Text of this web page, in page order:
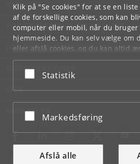
Klik på "Se cookies" for at se en
af de forskellige cookies, som kan
computer eller mobil, når du
hjemmeside. Du kan selv vælge om
eller afslå cookies, og du kan altid
underCookie- og privatlivspolitik
bunden af hver side.
Acceptér eller afslå
Statistik
Acceptér eller afslå
Markedsføring
Afslå alle
SERVICES
FOR STUDERENDE OG ANSATTE
JOB OG KARRIERE
NØDSITUATIONER
WEB
MØD KU PÅ